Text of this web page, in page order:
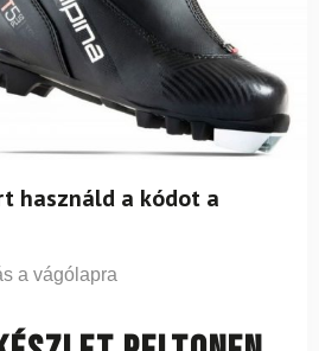
használd a kódot a
a vágólapra